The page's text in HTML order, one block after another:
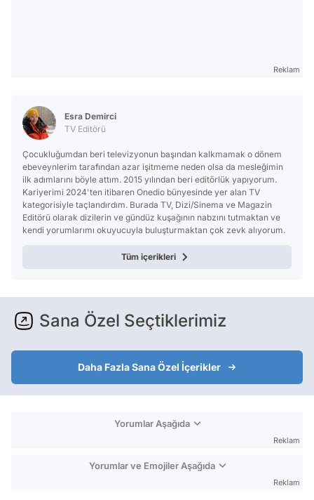
Reklam
Esra Demirci
TV Editörü
Çocukluğumdan beri televizyonun başından kalkmamak o dönem
ebeveynlerim tarafından azar işitmeme neden olsa da mesleğimin
ilk adımlarını böyle attım. 2015 yılından beri editörlük yapıyorum.
Kariyerimi 2024'ten itibaren Onedio bünyesinde yer alan TV
kategorisiyle taçlandırdım. Burada TV, Dizi/Sinema ve Magazin
Editörü olarak dizilerin ve gündüz kuşağının nabzını tutmaktan ve
kendi yorumlarımı okuyucuyla buluşturmaktan çok zevk alıyorum.
Tüm içerikleri
Sana Özel Seçtiklerimiz
Daha Fazla Sana Özel İçerikler
Yorumlar Aşağıda
Reklam
Yorumlar ve Emojiler Aşağıda
Reklam